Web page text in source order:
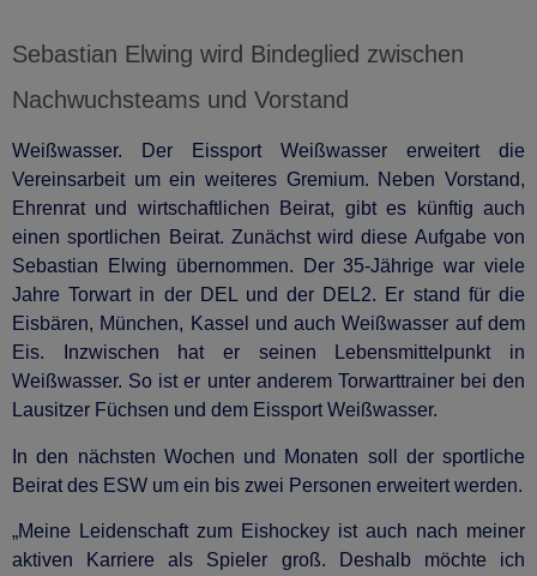
Sebastian Elwing wird Bindeglied zwischen
Nachwuchsteams und Vorstand
Weißwasser. Der Eissport Weißwasser erweitert die
Vereinsarbeit um ein weiteres Gremium. Neben Vorstand,
Ehrenrat und wirtschaftlichen Beirat, gibt es künftig auch
einen sportlichen Beirat. Zunächst wird diese Aufgabe von
Sebastian Elwing übernommen. Der 35-Jährige war viele
Jahre Torwart in der DEL und der DEL2. Er stand für die
Eisbären, München, Kassel und auch Weißwasser auf dem
Eis. Inzwischen hat er seinen Lebensmittelpunkt in
Weißwasser. So ist er unter anderem Torwarttrainer bei den
Lausitzer Füchsen und dem Eissport Weißwasser.
In den nächsten Wochen und Monaten soll der sportliche
Beirat des ESW um ein bis zwei Personen erweitert werden.
„Meine Leidenschaft zum Eishockey ist auch nach meiner
aktiven Karriere als Spieler groß. Deshalb möchte ich